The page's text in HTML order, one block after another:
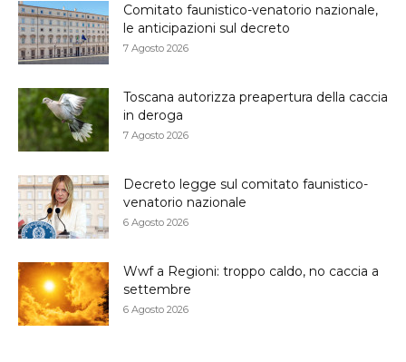
Comitato faunistico-venatorio nazionale,
le anticipazioni sul decreto
7 Agosto 2026
Toscana autorizza preapertura della caccia
in deroga
7 Agosto 2026
Decreto legge sul comitato faunistico-
venatorio nazionale
6 Agosto 2026
Wwf a Regioni: troppo caldo, no caccia a
settembre
6 Agosto 2026